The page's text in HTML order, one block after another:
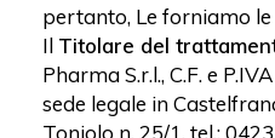
pertanto, Le forniamo
Il Titolare del
Pharma S.r.l., C.F. e
sede legale in
Toniolo n. 25/1, tel.: